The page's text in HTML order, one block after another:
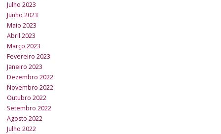
Julho 2023
Junho 2023
Maio 2023
Abril 2023
Março 2023
Fevereiro 2023
Janeiro 2023
Dezembro 2022
Novembro 2022
Outubro 2022
Setembro 2022
Agosto 2022
Julho 2022